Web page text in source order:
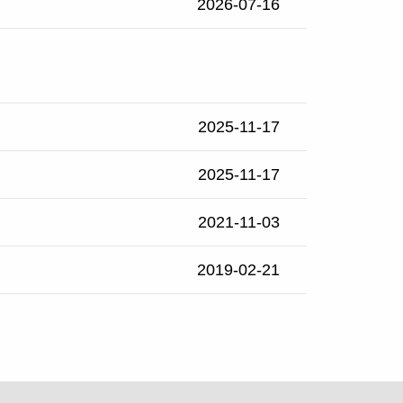
2026-07-16
2025-11-17
2025-11-17
2021-11-03
2019-02-21